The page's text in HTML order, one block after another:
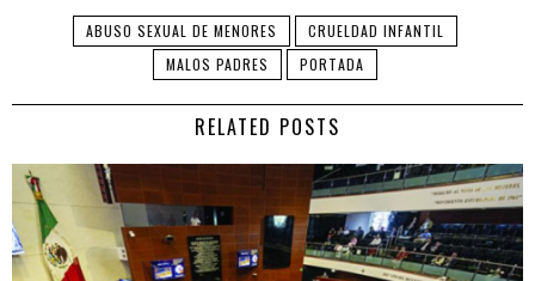
ABUSO SEXUAL DE MENORES
CRUELDAD INFANTIL
MALOS PADRES
PORTADA
RELATED POSTS